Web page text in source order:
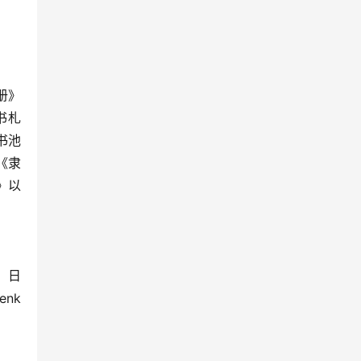
札
池
隶
以